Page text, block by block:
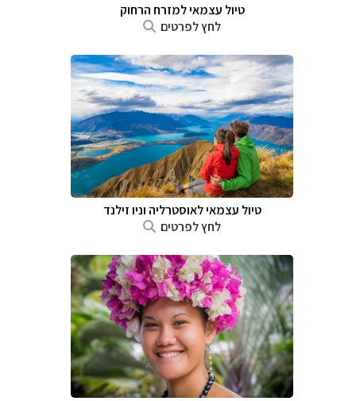
טיול עצמאי למזרח הרחוק
לחץ לפרטים
טיול עצמאי לאוסטרליה וניו זילנד
לחץ לפרטים